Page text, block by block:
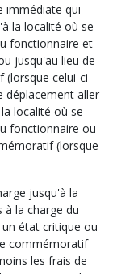
immédiate qui
la localité où se
fonctionnaire et
jusqu'au lieu de
celui-ci
déplacement aller-
localité où se
fonctionnaire ou
(lorsque
jusqu'à la
la charge du
état critique ou
commémoratif
les frais de